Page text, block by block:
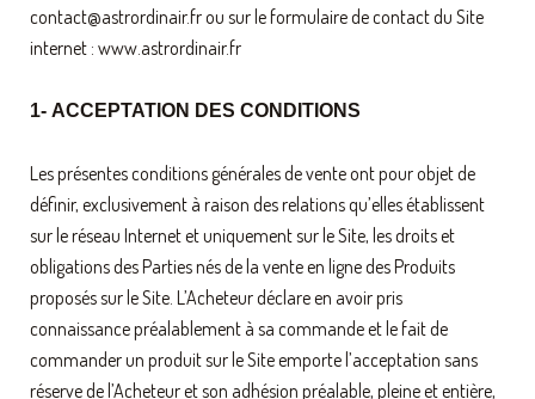
contact@astrordinair.fr ou sur le formulaire de contact du Site
internet : www.astrordinair.fr
1- ACCEPTATION DES CONDITIONS
Les présentes conditions générales de vente ont pour objet de
définir, exclusivement à raison des relations qu’elles établissent
sur le réseau Internet et uniquement sur le Site, les droits et
obligations des Parties nés de la vente en ligne des Produits
proposés sur le Site. L’Acheteur déclare en avoir pris
connaissance préalablement à sa commande et le fait de
commander un produit sur le Site emporte l’acceptation sans
réserve de l’Acheteur et son adhésion préalable, pleine et entière,